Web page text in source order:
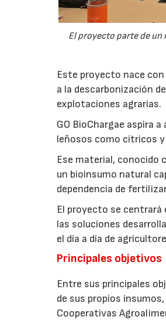
El proyecto parte de
Este proyecto nace
a la descarbonización
explotaciones agrarias.
GO BioChargae aspira
leñosos como cítricos
Ese material, conocido
un bioinsumo natural
dependencia de
El proyecto se centrará
las soluciones
el día a día de
Principales objetivos
Entre sus principales
de sus propios
Cooperativas